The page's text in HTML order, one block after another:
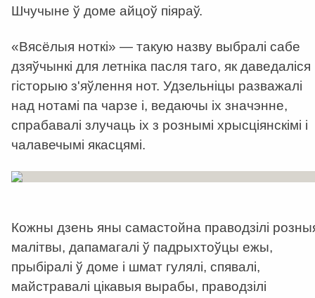
Шчучыне ў доме айцоў піяраў.
«Вясёлыя ноткі» — такую назву выбралі сабе
дзяўчынкі для летніка пасля таго, як даведаліся
гісторыю з'яўлення нот. Удзельніцы разважалі
над нотамі па чарзе і, ведаючы іх значэнне,
спрабавалі злучаць іх з рознымі хрысціянскімі і
чалавечымі якасцямі.
Кожны дзень яны самастойна праводзілі
малітвы, дапамагалі ў падрыхтоўцы ежы,
прыбіралі ў доме і шмат гулялі, спявалі,
майстравалі цікавыя вырабы, праводзілі